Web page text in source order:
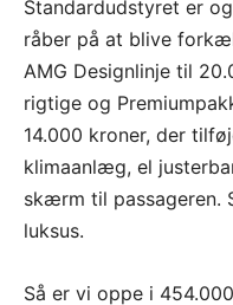
Standardudstyret er
råber på at blive
AMG Designlinje til
rigtige og
14.000 kroner, der
klimaanlæg, el
skærm til passageren.
luksus.
Så er vi oppe i